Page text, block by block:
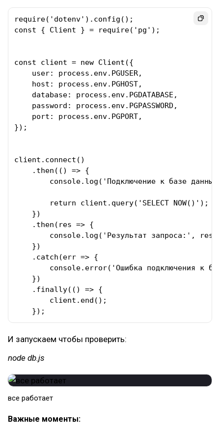
require('dotenv').config();
const { Client } = require('pg');
const client = new Client({
    user: process.env.PGUSER,
    host: process.env.PGHOST,
    database: process.env.PGDATABASE,
    password: process.env.PGPASSWORD,
    port: process.env.PGPORT,
});
client.connect()
    .then(() => {
console.log('Подключение к базе
        return client.query('SELECT NOW()');
    })
    .then(res => {
console.log('Результат запроса:',
    })
    .catch(err => {
console.error('Ошибка подключения к
    })
    .finally(() => {
        client.end();
    });
И запускаем чтобы проверить:
node db.js
все работает
Важные моменты: